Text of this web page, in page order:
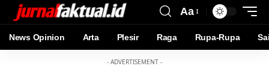
Aa
News Opinion Arta Plesir Raga Rupa-Rupa
- ADVERTISEMENT -